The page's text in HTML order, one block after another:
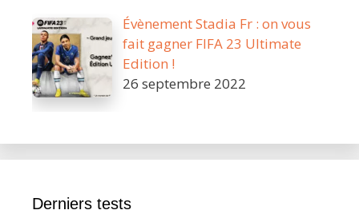
Évènement Stadia Fr : on vous
fait gagner FIFA 23 Ultimate
Edition !
26 septembre 2022
Derniers tests